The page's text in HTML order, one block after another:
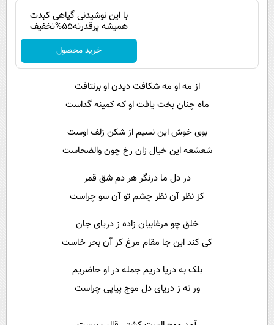
با این نوشیدنی گیاهی کبدت
همیشه پرقدرته55%تخفیف
خرید محصول
از مه او مه شکافت دیدن او برنتافت
ماه چنان بخت یافت او که کمینه گداست
بوی خوش این نسیم از شکن زلف اوست
شعشعه این خیال زان رخ چون والضحاست
در دل ما درنگر هر دم شق قمر
کز نظر آن نظر چشم تو آن سو چراست
خلق چو مرغابیان زاده ز دریای جان
کی کند این جا مقام مرغ کز آن بحر خاست
بلک به دریا دریم جمله در او حاضریم
ور نه ز دریای دل موج پیاپی چراست